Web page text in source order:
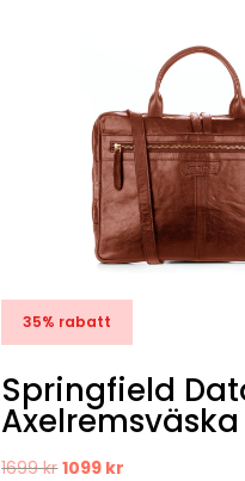
35% rabatt
Springfield
1699krDet
1099 kr